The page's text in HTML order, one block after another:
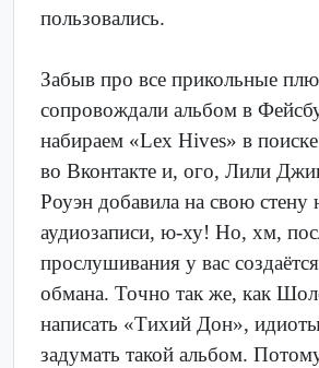
пользовались.
Забыв про все прикольные
сопровождали альбом в
набираем «Lex Hives» в
во Вконтакте и, ого, Лили
Роуэн добавила на свою стену
аудиозаписи, ю-ху! Но, хм,
прослушивания у вас
обмана. Точно так же, как
написать «Тихий Дон»,
задумать такой альбом.